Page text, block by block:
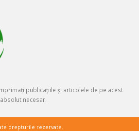
publicațiile și articolele de pe acest
necesar.
drepturile rezervate.